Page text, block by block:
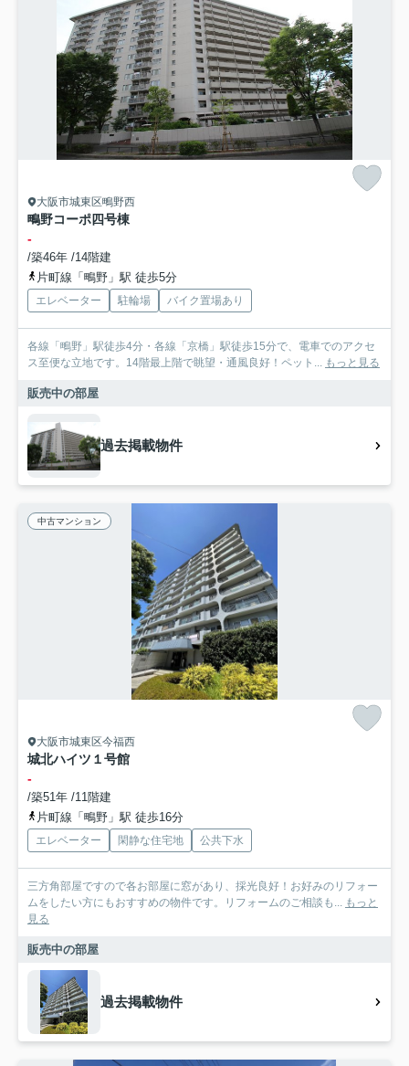
大阪市城東区鴫野西
鴫野コーポ四号棟
-
/築46年 /14階建
片町線「鴫野」駅 徒歩5分
エレベーター 駐輪場 バイク置場あり
各線「鴫野」駅徒歩4分・各線「京橋」駅徒歩15分で、電車でのアクセ
ス至便な立地です。14階最上階で眺望・通風良好！ペット... もっと見る
販売中の部屋
過去掲載物件
中古マンション
大阪市城東区今福西
城北ハイツ１号館
-
/築51年 /11階建
片町線「鴫野」駅 徒歩16分
エレベーター 閑静な住宅地 公共下水
三方角部屋ですので各お部屋に窓があり、採光良好！お好みのリフォー
ムをしたい方にもおすすめの物件です。リフォームのご相談も... もっと
見る
販売中の部屋
過去掲載物件